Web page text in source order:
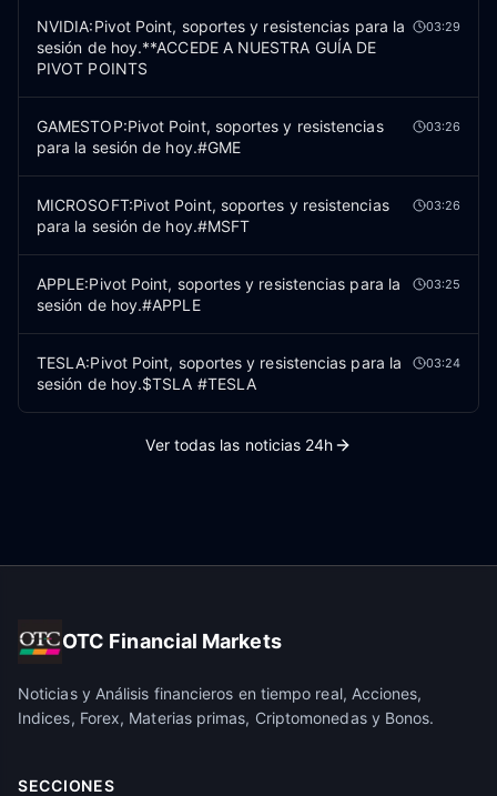
NVIDIA:Pivot Point, soportes y resistencias para la
sesión de hoy.**ACCEDE A NUESTRA GUÍA DE
PIVOT POINTS
03:29
GAMESTOP:Pivot Point, soportes y resistencias
para la sesión de hoy.#GME
03:26
MICROSOFT:Pivot Point, soportes y resistencias
para la sesión de hoy.#MSFT
03:26
APPLE:Pivot Point, soportes y resistencias para la
sesión de hoy.#APPLE
03:25
TESLA:Pivot Point, soportes y resistencias para la
sesión de hoy.$TSLA #TESLA
03:24
Ver todas las noticias 24h
OTC Financial Markets
Noticias y Análisis financieros en tiempo real, Acciones,
Indices, Forex, Materias primas, Criptomonedas y Bonos.
SECCIONES